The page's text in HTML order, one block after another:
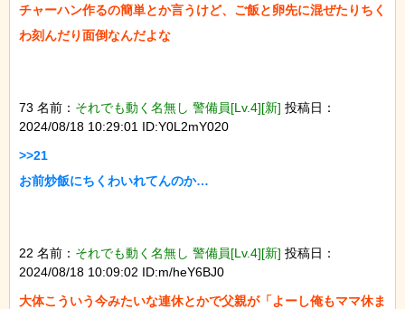
チャーハン作るの簡単とか言うけど、ご飯と卵先に混ぜたりちく
わ刻んだり面倒なんだよな
73 名前： それでも動く名無し 警備員[Lv.4][新] 投稿日：
2024/08/18 10:29:01 ID:Y0L2mY020
>>21
お前炒飯にちくわいれてんのか…
22 名前： それでも動く名無し 警備員[Lv.4][新] 投稿日：
2024/08/18 10:09:02 ID:m/heY6BJ0
大体こういう今みたいな連休とかで父親が「よーし俺もママ休ま